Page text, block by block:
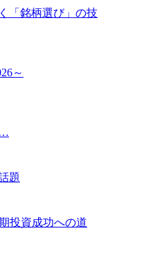
「銘柄選び」の技
～
題
投資成功への道